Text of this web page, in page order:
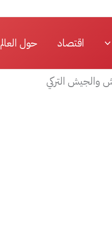
اقتصاد حول العالم
والجيش التركي